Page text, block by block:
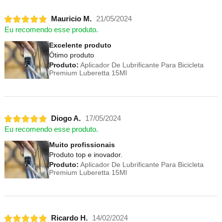
Mauricio M. 21/05/2024
Eu recomendo esse produto.
Excelente produto
Ótimo produto
Produto: Aplicador De Lubrificante Para Bicicleta
Premium Luberetta 15Ml
Diogo A.
17/05/2024
Eu recomendo esse produto.
Muito profissionais
Produto top e inovador.
Produto: Aplicador De Lubrificante Para Bicicleta
Premium Luberetta 15Ml
Ricardo H. 14/02/2024